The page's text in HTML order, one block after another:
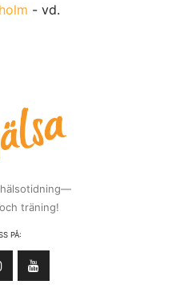
- vd.
träning!
PÅ: